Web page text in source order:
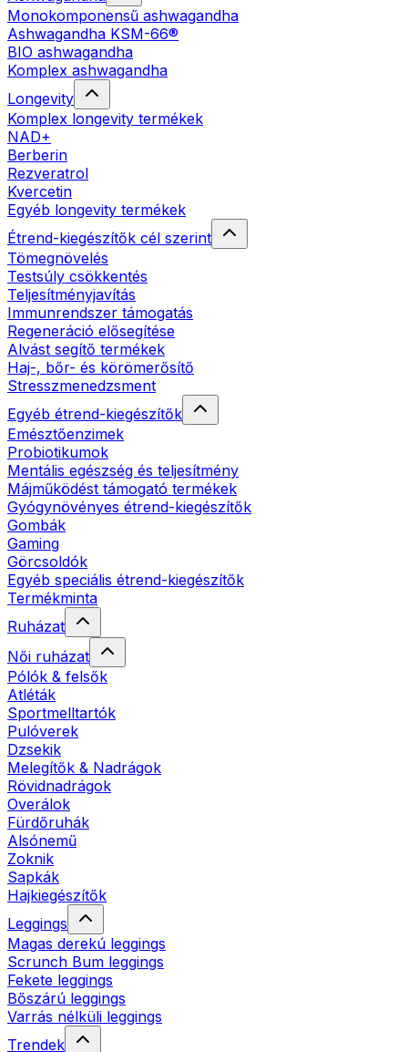
Monokomponensű ashwagandha
Ashwagandha KSM-66®
BIO ashwagandha
Komplex ashwagandha
Longevity
Komplex longevity termékek
NAD+
Berberin
Rezveratrol
Kvercetin
Egyéb longevity termékek
Étrend-kiegészítők cél szerint
Tömegnövelés
Testsúly csökkentés
Teljesítményjavítás
Immunrendszer támogatás
Regeneráció elősegítése
Alvást segítő termékek
Haj-, bőr- és körömerősítő
Stresszmenedzsment
Egyéb étrend-kiegészítők
Emésztőenzimek
Probiotikumok
Mentális egészség és teljesítmény
Májműködést támogató termékek
Gyógynövényes étrend-kiegészítők
Gombák
Gaming
Görcsoldók
Egyéb speciális étrend-kiegészítők
Termékminta
Ruházat
Női ruházat
Pólók & felsők
Atléták
Sportmelltartók
Pulóverek
Dzsekik
Melegítők & Nadrágok
Rövidnadrágok
Overálok
Fürdőruhák
Alsónemű
Zoknik
Sapkák
Hajkiegészítők
Leggings
Magas derekú leggings
Scrunch Bum leggings
Fekete leggings
Bőszárú leggings
Varrás nélküli leggings
Trendek